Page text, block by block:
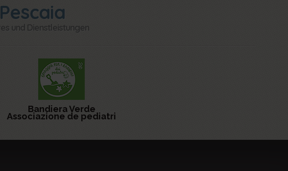
und Dienstleistungen
Bandiera Verde
Associazione de pediatri